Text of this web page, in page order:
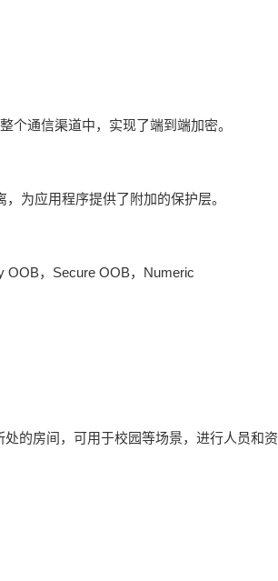
个通信渠道中，实现了端到端加密。
为应用程序提供了附加的保护层。
OOB，Secure OOB，Numeric
的房间，可用于校园等场景，进行人员和资